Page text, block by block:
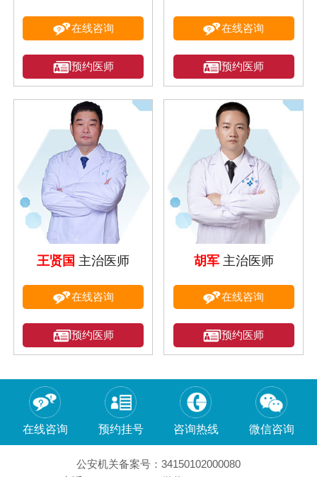
在线咨询
预约医师
在线咨询
预约医师
王贤国 主治医师
在线咨询
预约医师
胡军主治医师
在线咨询
预约医师
在线咨询 预约挂号 咨询热线 微信咨询
公安机关备案号：34150102000080